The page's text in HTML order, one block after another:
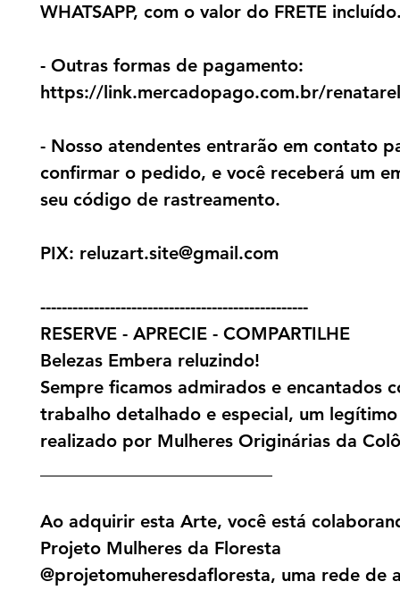
WHATSAPP, com o valor do FRETE
- Outras formas de pagamento:
https://link.mercadopago.com.br/
- Nosso atendentes entrarão em contato
confirmar o pedido, e você receberá um
seu código de rastreamento.
PIX: reluzart.site@gmail.com
--------------------------------------------------
RESERVE - APRECIE - COMPARTILHE
Belezas Embera reluzindo!
Sempre ficamos admirados e encantados
trabalho detalhado e especial, um
realizado por Mulheres Originárias da
Ao adquirir esta Arte, você está
Projeto Mulheres da Floresta
@projetomuheresdafloresta, uma rede de